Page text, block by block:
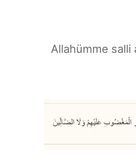
Allahümme